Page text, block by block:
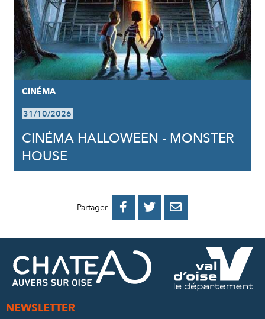
CINÉMA
31/10/2026
CINÉMA HALLOWEEN - MONSTER
HOUSE
Partager 
PARTAGER
FACEBOOK
PARTAGER
PARTAGER
MAIL
NEWSLETTER